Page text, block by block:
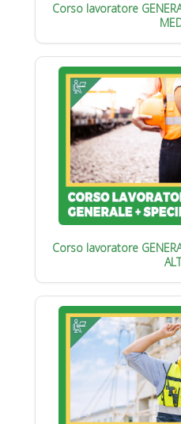
Corso lavoratore
Corso lavoratore